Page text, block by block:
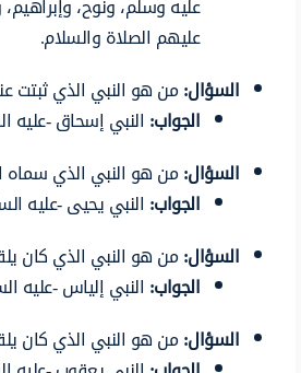
عليه وسلم، ونوح،
عليهم الصلاة والسلام.
السؤال:من هو النبي الذي ثبتت
الجواب: النبي إسحاق -عليه
السؤال:من هو النبي الذي سماه
الجواب: النبي يحيى -عليه
السؤال:من هو النبي الذي كان
الجواب: النبي إلياس -عليه
السؤال:من هو النبي الذي كان